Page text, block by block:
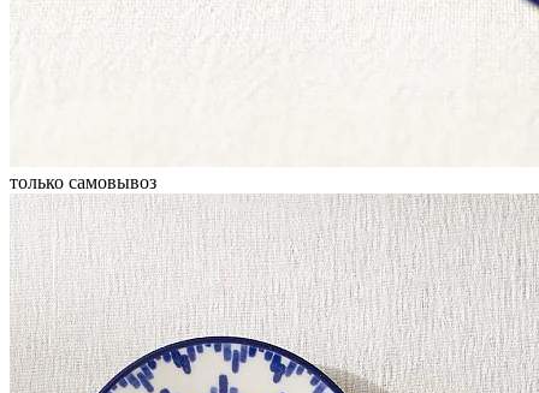
только самовывоз